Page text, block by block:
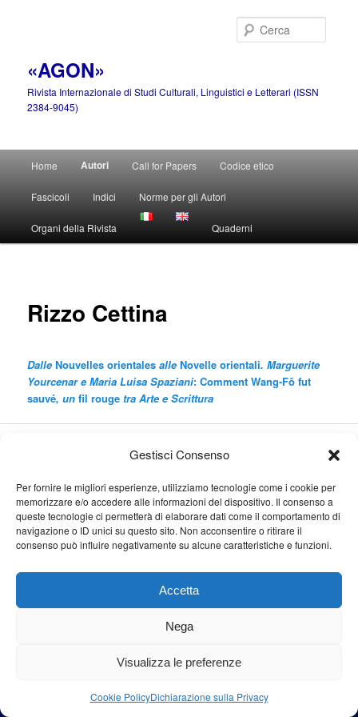
Gestisci Consenso
Per fornire le migliori esperienze, utilizziamo tecnologie come i cookie per
memorizzare e/o accedere alle informazioni del dispositivo. Il consenso a
queste tecnologie ci permetterà di elaborare dati come il comportamento di
navigazione o ID unici su questo sito. Non acconsentire o ritirare il
consenso può influire negativamente su alcune caratteristiche e funzioni.
Accetta
Nega
Visualizza le preferenze
Cookie PolicyDichiarazione sulla Privacy
«AGON»
Rivista Internazionale di Studi Culturali, Linguistici e Letterari (ISSN
2384-9045)
principale
Home Autori Call for Papers Codice etico
Fascicoli Indici Norme per gli Autori
Organi della Rivista Quaderni
Rizzo Cettina
DalleNouvelles orientalesalleNovelle orientali. Marguerite
Yourcenar e Maria Luisa Spaziani: Comment Wang-Fô fut
sauvé, unfil rougetra Arte e Scrittura
Proudly powered by WordPress